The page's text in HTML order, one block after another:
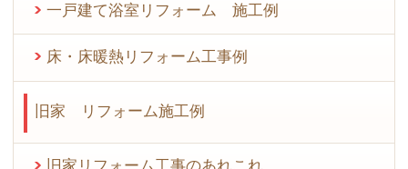
一戸建て浴室リフォーム 施工例
床・床暖熱リフォーム工事例
旧家 リフォーム施工例